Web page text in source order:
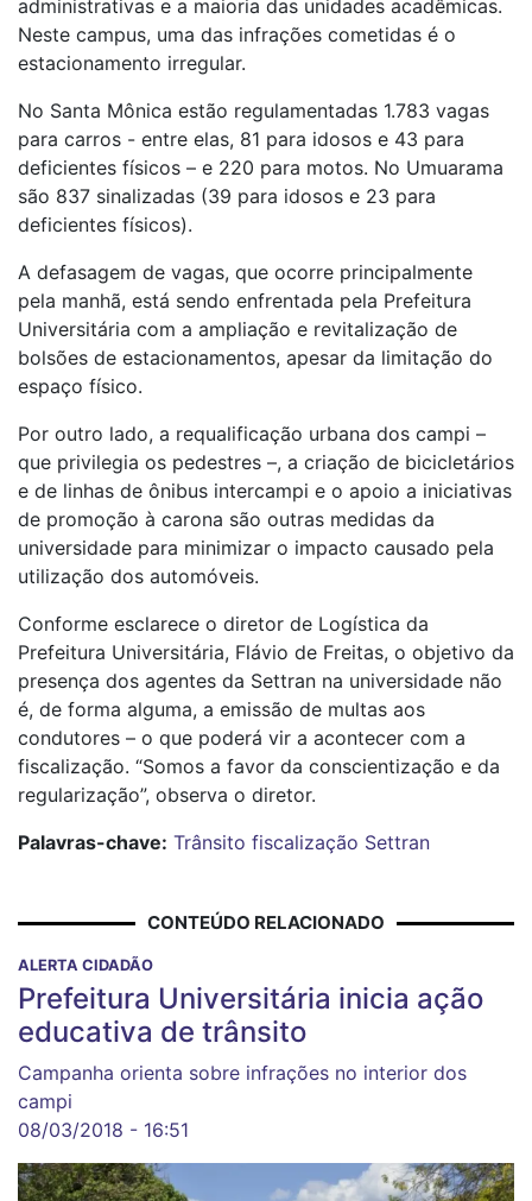
administrativas e a maioria das unidades acadêmicas.
Neste campus, uma das infrações cometidas é o
estacionamento irregular.
No Santa Mônica estão regulamentadas 1.783 vagas
para carros - entre elas, 81 para idosos e 43 para
deficientes físicos – e 220 para motos. No Umuarama
são 837 sinalizadas (39 para idosos e 23 para
deficientes físicos).
A defasagem de vagas, que ocorre principalmente
pela manhã, está sendo enfrentada pela Prefeitura
Universitária com a ampliação e revitalização de
bolsões de estacionamentos, apesar da limitação do
espaço físico.
Por outro lado, a requalificação urbana dos campi –
que privilegia os pedestres –, a criação de bicicletários
e de linhas de ônibus intercampi e o apoio a iniciativas
de promoção à carona são outras medidas da
universidade para minimizar o impacto causado pela
utilização dos automóveis.
Conforme esclarece o diretor de Logística da
Prefeitura Universitária, Flávio de Freitas, o objetivo da
presença dos agentes da Settran na universidade não
é, de forma alguma, a emissão de multas aos
condutores – o que poderá vir a acontecer com a
fiscalização. “Somos a favor da conscientização e da
regularização”, observa o diretor.
Palavras-chave: Trânsito fiscalização Settran
CONTEÚDO RELACIONADO
ALERTA CIDADÃO
Prefeitura Universitária inicia ação
educativa de trânsito
Campanha orienta sobre infrações no interior dos
campi
08/03/2018 - 16:51